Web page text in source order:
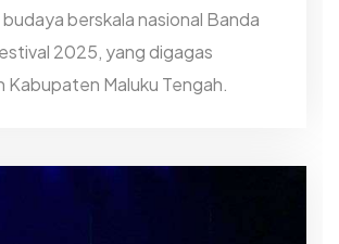
berskala nasional Banda
2025, yang digagas
Kabupaten Maluku Tengah.